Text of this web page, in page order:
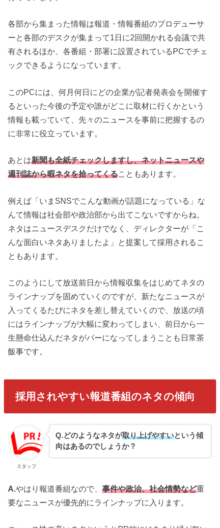
各部から集まった情報は報道・情報番組のプロデューサ
ーと各部のデスクが集まって1日に2回開かれる会議で共
有されるほか、各番組・部署に設置されているPCでチェ
ックできるようになっています。
このPCには、何月何日にどの企業が記者発表会を開催す
るといった今後の予定や誰がどこに取材に行くかという
情報も載っていて、先々のニュースを事前に把握するの
に非常に役立っています。
あとは新聞も全紙チェックしますし、ネットニュースや
週刊誌から暇ネタを拾ってくることもあります。
例えば「いまSNSでこんな動画が話題になっている」な
んて情報は社会部や政治部から出てこないですからね。
ネタはニュースデスクだけでなく、ディレクターが「こ
んな面白いネタありましたよ」と提案して採用されるこ
ともあります。
このようにして放送前日から情報収集をはじめてネタの
ラインナップを固めていくのですが、新たなニュースが
入ってくるたびにネタを差し替えていくので、放送の頃
にはラインナップが大幅に変わってしまい、前日から一
生懸命仕込んだネタがパーになってしまうことも日常茶
飯事です。
採用されやすい報道番組のネタの傾向
スタッフ
Q.どのようなネタが取り上げやすいという傾
向はあるのでしょうか？
A.やはり報道番組なので、事件や政治、社会情勢など重
要なニュースが優先的にラインナップに入ります。